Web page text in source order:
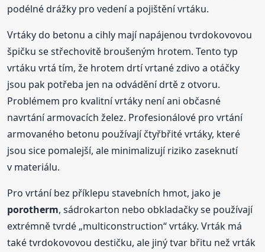
podélné drážky pro vedení a pojištění vrtáku.
Vrtáky do betonu a cihly mají napájenou tvrdokovovou
špičku se střechovitě broušeným hrotem. Tento typ
vrtáku vrtá tím, že hrotem drtí vrtané zdivo a otáčky
jsou pak potřeba jen na odvádění drtě z otvoru.
Problémem pro kvalitní vrtáky není ani občasné
navrtání armovacích želez. Profesionálové pro vrtání
armovaného betonu používají čtyřbřité vrtáky, které
jsou sice pomalejší, ale minimalizují riziko zaseknutí
v materiálu.
Pro vrtání bez příklepu stavebních hmot, jako je
porotherm, sádrokarton nebo obkladačky se používají
extrémně tvrdé „multiconstruction“ vrtáky. Vrták má
také tvrdokovovou destičku, ale jiný tvar břitu než vrták